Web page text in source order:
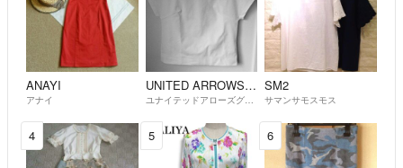
ANAYI
アナイ
UNITED ARROWS green label relaxing
ユナイテッドアローズグリーンレーベルリラクシング
SM2
サマンサモスモス
4 5 6